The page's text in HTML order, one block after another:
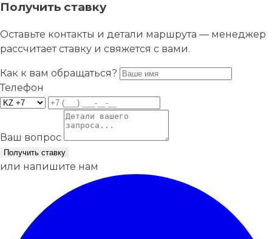
Получить ставку
Оставьте контакты и детали маршрута — менеджер
рассчитает ставку и свяжется с вами.
Как к вам обращаться?
Телефон
Ваш вопрос
Получить ставку
или напишите нам